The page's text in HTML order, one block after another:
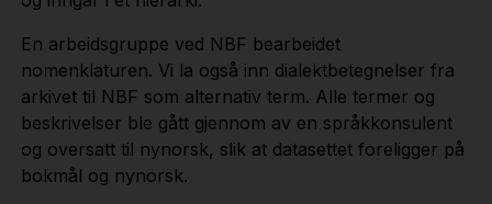
En arbeidsgruppe ved NBF bearbeidet
nomenklaturen. Vi la også inn dialektbetegnelser fra
arkivet til NBF som alternativ term. Alle termer og
beskrivelser ble gått gjennom av en språkkonsulent
og oversatt til nynorsk, slik at datasettet foreligger på
bokmål og nynorsk.